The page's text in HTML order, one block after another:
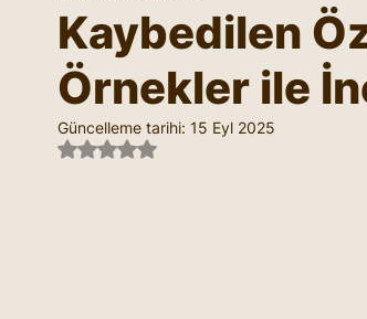
Kaybedilen
Örnekler ile
Güncelleme tarihi: 15 Eyl 2025
5 üzerinden NaN yıldız